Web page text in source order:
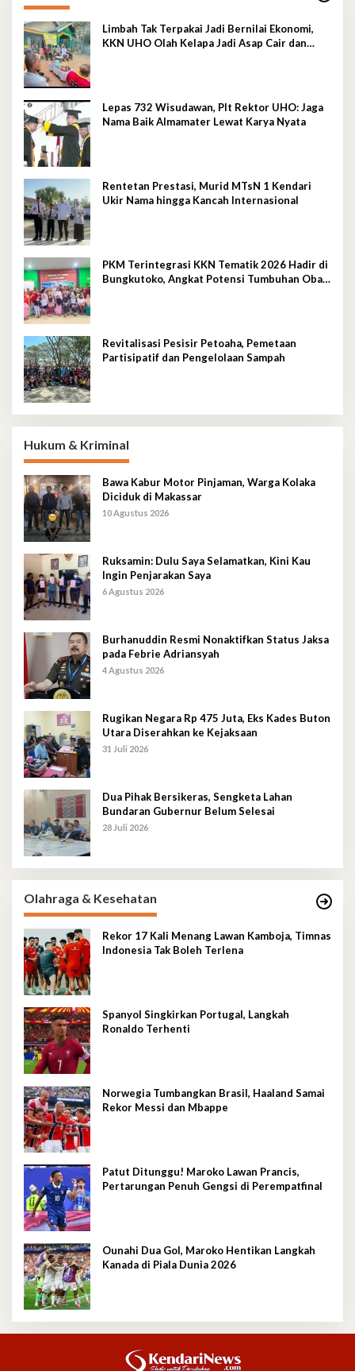
Limbah Tak Terpakai Jadi Bernilai Ekonomi,
KKN UHO Olah Kelapa Jadi Asap Cair dan
Lepas 732 Wisudawan, Plt Rektor UHO: Jaga
Nama Baik Almamater Lewat Karya Nyata
Rentetan Prestasi, Murid MTsN 1 Kendari
Ukir Nama hingga Kancah Internasional
PKM Terintegrasi KKN Tematik 2026 Hadir di
Bungkutoko, Angkat Potensi Tumbuhan Obat
Revitalisasi Pesisir Petoaha, Pemetaan
Partisipatif dan Pengelolaan Sampah
Hukum & Kriminal
Bawa Kabur Motor Pinjaman, Warga Kolaka
Diciduk di Makassar
10 Agustus 2026
Ruksamin: Dulu Saya Selamatkan, Kini Kau
Ingin Penjarakan Saya
6 Agustus 2026
Burhanuddin Resmi Nonaktifkan Status Jaksa
pada Febrie Adriansyah
4 Agustus 2026
Rugikan Negara Rp 475 Juta, Eks Kades Buton
Utara Diserahkan ke Kejaksaan
31 Juli 2026
Dua Pihak Bersikeras, Sengketa Lahan
Bundaran Gubernur Belum Selesai
28 Juli 2026
Olahraga & Kesehatan
Rekor 17 Kali Menang Lawan Kamboja, Timnas
Indonesia Tak Boleh Terlena
Spanyol Singkirkan Portugal, Langkah
Ronaldo Terhenti
Norwegia Tumbangkan Brasil, Haaland Samai
Rekor Messi dan Mbappe
Patut Ditunggu! Maroko Lawan Prancis,
Pertarungan Penuh Gengsi di Perempatfinal
Ounahi Dua Gol, Maroko Hentikan Langkah
Kanada di Piala Dunia 2026